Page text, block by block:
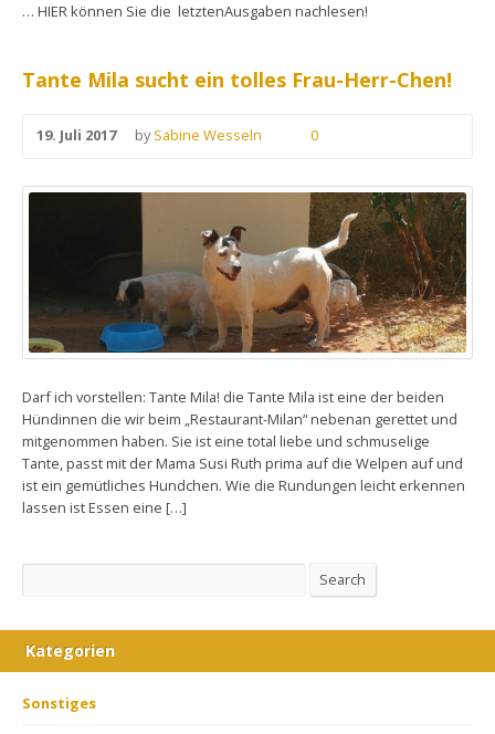
… HIER können Sie die letztenAusgaben nachlesen!
Tante Mila sucht ein tolles Frau-Herr-Chen!
19. Juli 2017 bySabine Wesseln 0
Darf ich vorstellen: Tante Mila! die Tante Mila ist eine der beiden
Hündinnen die wir beim „Restaurant-Milan“ nebenan gerettet und
mitgenommen haben. Sie ist eine total liebe und schmuselige
Tante, passt mit der Mama Susi Ruth prima auf die Welpen auf und
ist ein gemütliches Hundchen. Wie die Rundungen leicht erkennen
lassen ist Essen eine […]
Search
Kategorien
Sonstiges